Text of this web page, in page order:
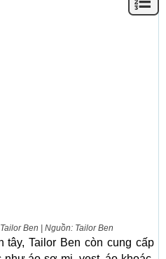
Ben | Nguồn: Tailor Ben
Tailor Ben còn cung cấp